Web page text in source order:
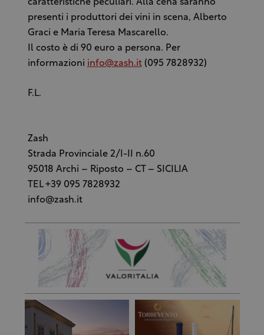
caratteristiche peculiari. Alla cena saranno
presenti i produttori dei vini in scena, Alberto
Graci e Maria Teresa Mascarello.
Il costo è di 90 euro a persona. Per
informazioni info@zash.it(095 7828932)
F.L.
Zash
Strada Provinciale 2/I-II n.60
95018 Archi – Riposto – CT – SICILIA
TEL +39 095 7828932
info@zash.it